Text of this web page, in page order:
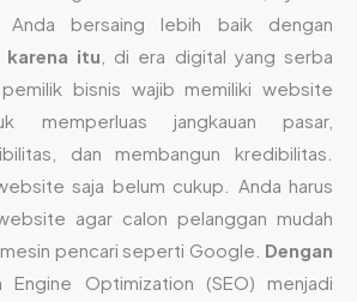
Anda bersaing lebih baik dengan
karena itu , di era digital yang serba
bisnis wajib memiliki website
memperluas jangkauan pasar,
dan membangun kredibilitas.
saja belum cukup. Anda harus
agar calon pelanggan mudah
pencari seperti Google. Dengan
Engine Optimization (SEO) menjadi